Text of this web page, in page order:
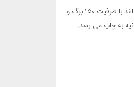
البته شرکت اچ پی ۱۵۰ تا ۲۵۰۰ صفحه را برای حفظ سلامت و طول عمر دستگاه به کاربران این محصول توصیه کرده است. مدل M۲۸۱fdw لیزری اچ پی دارای یک سینی ورودی کاغذ با ظرفیت‌ ۱۵۰ برگ و